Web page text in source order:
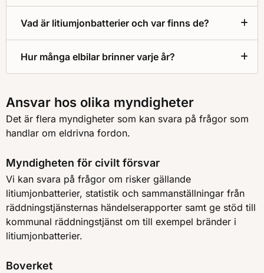
Vad är litiumjonbatterier och var finns de?
Hur många elbilar brinner varje år?
Ansvar hos olika myndigheter
Det är flera myndigheter som kan svara på frågor som
handlar om eldrivna fordon.
Myndigheten för civilt försvar
Vi kan svara på frågor om risker gällande
litiumjonbatterier, statistik och sammanställningar från
räddningstjänsternas händelserapporter samt ge stöd till
kommunal räddningstjänst om till exempel bränder i
litiumjonbatterier.
Boverket